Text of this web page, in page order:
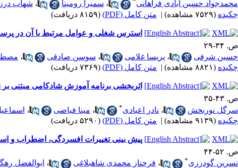
محمدجواد حسین آبادی فراهانی
، سمیرا رومینا ، شهاب
چکیده (۷۵۲۹ مشاهده) | متن کامل (PDF) (۸۱۵۹ دریافت)
استرس شغلی و عوامل مرتبط با آن در
ص. ۳۴-۲۹
حسین شرفی
، پریسا غلامی ، سوسن صادقی ،
چکیده (۸۸۲۱ مشاهده) | متن کامل (PDF) (۷۳۶۹ دریافت)
اثربخشی برنامه آموزش شادکامی مبتنی
ص. ۴۳-۳۵
سرگل نوربخش
، نادر اعیادی* ، مینا فیاضی ،
چکیده (۹۱۳۹ مشاهده) | متن کامل (PDF) (۵۲۹۰ دریافت)
پیش بینی تغییرات افسردگی، اضطراب و
ص. ۵۲-۴۴
نسرین گودرزی* ، فرحناز محمدی شاهبلاغی ، ابوالفضل